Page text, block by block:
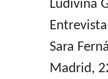
Ludivina
Sara
Madrid,